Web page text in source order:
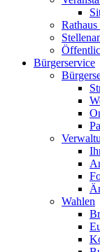
Bürgerservice
Wahlen